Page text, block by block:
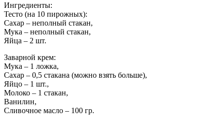
Ингредиенты:
Тесто (на 10 пирожных):
Сахар – неполный стакан,
Мука – неполный стакан,
Яйца – 2 шт.
Заварной крем:
Мука – 1 ложка,
Сахар – 0,5 стакана (можно взять больше),
Яйцо – 1 шт.,
Молоко – 1 стакан,
Ванилин,
Сливочное масло – 100 гр.